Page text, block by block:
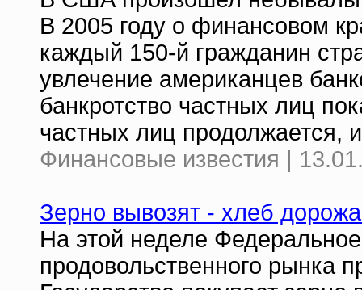
В 2005 году о финансовом
каждый 150-й гражданин
увлечение американцев
банкротство частных лиц
частных лиц продолжается,
Финансовые известия |
Зерно вывозят - хлеб
На этой неделе
продовольственного рынка